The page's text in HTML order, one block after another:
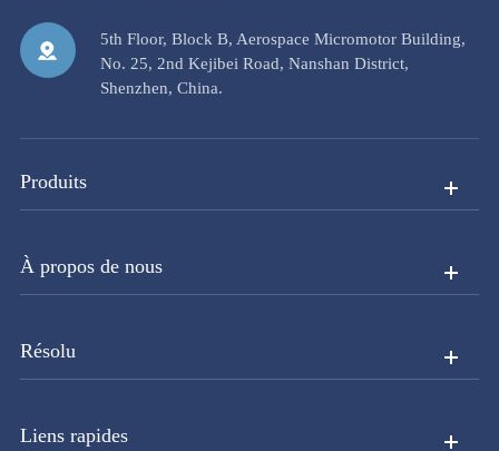
5th Floor, Block B, Aerospace Micromotor Building,
No. 25, 2nd Kejibei Road, Nanshan District,
Shenzhen, China.
Produits
À propos de nous
Résolu
Liens rapides